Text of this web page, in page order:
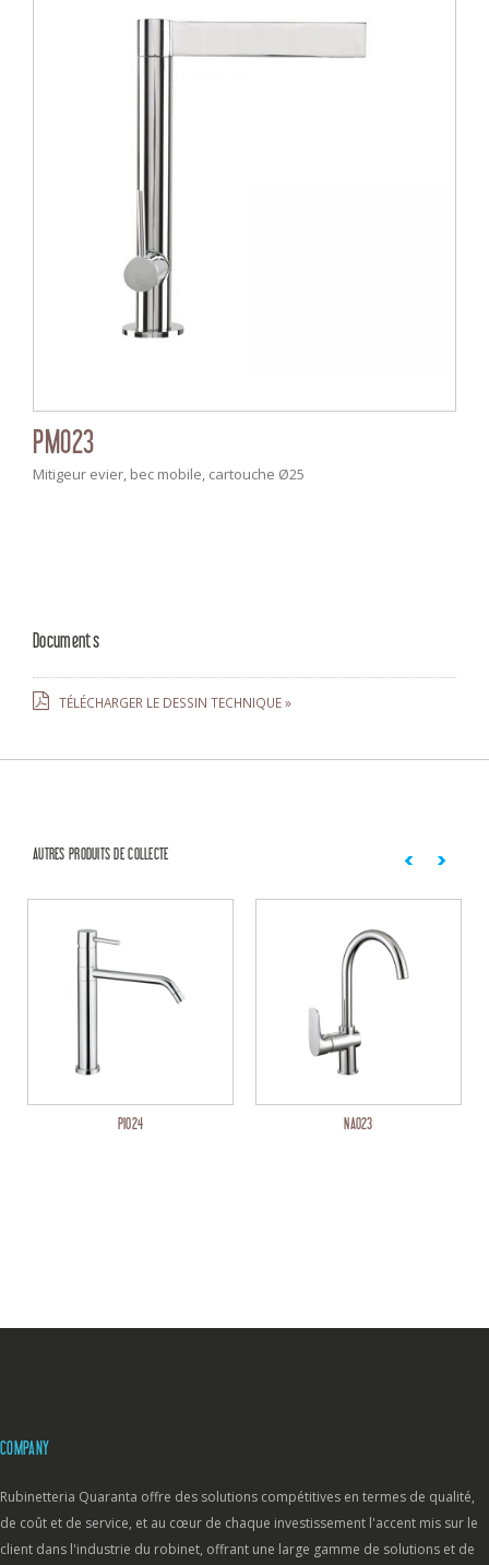
PM023
Mitigeur evier, bec mobile, cartouche Ø25
Documents
TÉLÉCHARGER LE DESSIN TECHNIQUE »
AUTRES PRODUITS DE COLLECTE
PI024 NA023
COMPANY
Rubinetteria Quaranta offre des solutions compétitives en termes de qualité,
de coût et de service, et au cœur de chaque investissement l'accent mis sur le
client dans l'industrie du robinet, offrant une large gamme de solutions et de